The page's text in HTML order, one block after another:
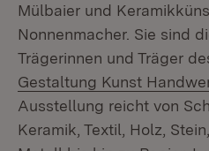
Mülbaier und
Nonnenmacher. Sie sind
Trägerinnen und Träger
Gestaltung Kunst
Ausstellung reicht von
Keramik, Textil, Holz,